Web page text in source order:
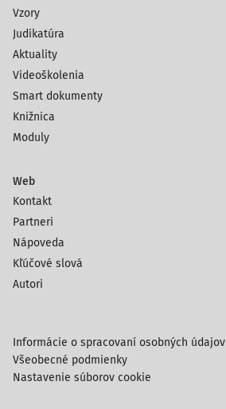
Vzory
Judikatúra
Aktuality
Videoškolenia
Smart dokumenty
Knižnica
Moduly
Web
Kontakt
Partneri
Nápoveda
Kľúčové slová
Autori
Informácie o spracovaní osobných údajov
Všeobecné podmienky
Nastavenie súborov cookie